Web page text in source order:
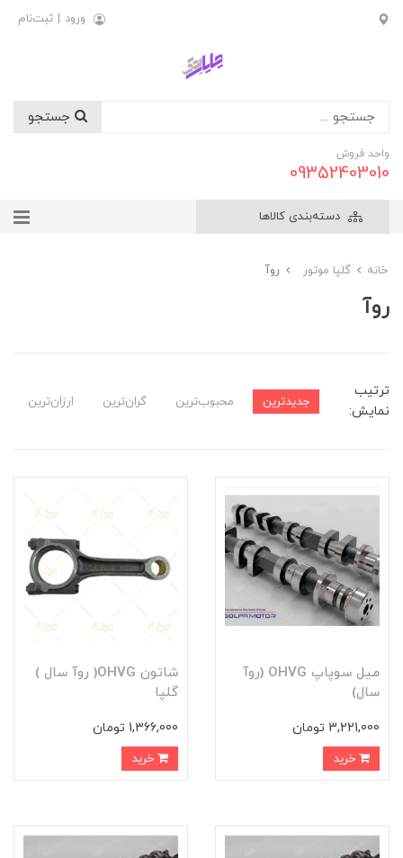
ورود | ثبت‌نام
واحد فروش
09352403010
دسته‌بندی کالاها
خانه گلپا موتور روآ
روآ
ترتیب
نمایش:
جدیدترین محبوب‌ترین گران‌ترین ارزان‌ترین
ميل سوپاپ OHVG (روآ
سال)
3,221,000 تومان
شاتون OHVG( روآ سال )
گلپا
1,366,000 تومان